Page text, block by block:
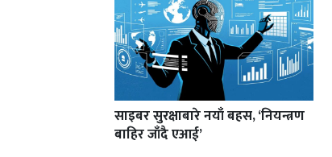
साइबर सुरक्षाबारे नयाँ बहस, ‘नियन्त्रण
बाहिर जाँदै एआई’